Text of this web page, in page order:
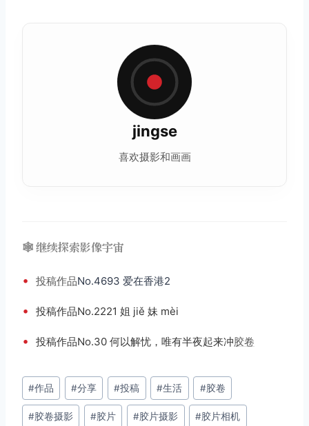
jingse
喜欢摄影和画画
🕸️ 继续探索影像宇宙
• 投稿作品No.4693 爱在香港2
• 投稿作品No.2221 姐 jiě 妹 mèi
• 投稿作品No.30 何以解忧，唯有半夜起来冲胶卷
文
章
标
#作品 #分享 #投稿 #生活 #胶卷
#胶卷摄影 #胶片 #胶片摄影 #胶片相机